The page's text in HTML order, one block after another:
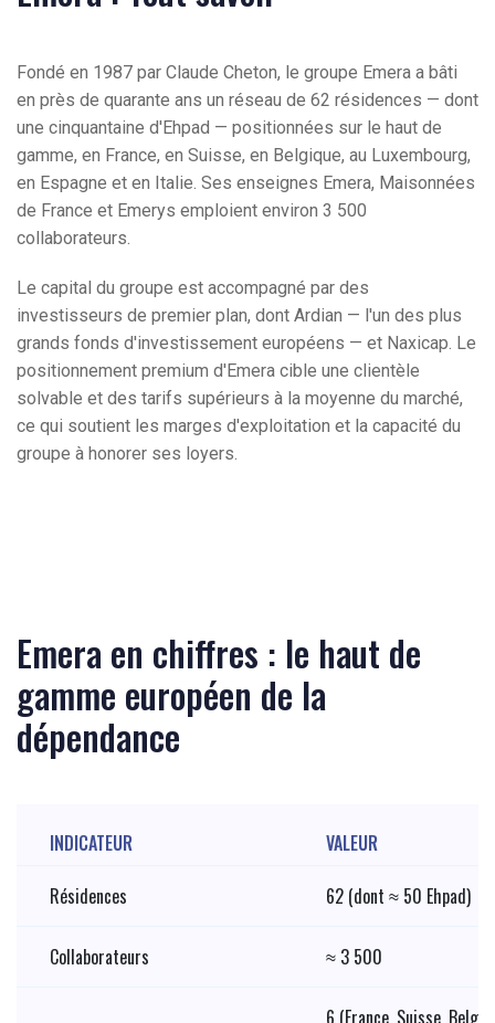
Fondé en 1987 par Claude Cheton, le groupe Emera a bâti
en près de quarante ans un réseau de 62 résidences — dont
une cinquantaine d'Ehpad — positionnées sur le haut de
gamme, en France, en Suisse, en Belgique, au Luxembourg,
en Espagne et en Italie. Ses enseignes Emera, Maisonnées
de France et Emerys emploient environ 3 500
collaborateurs.
Le capital du groupe est accompagné par des
investisseurs de premier plan, dont Ardian — l'un des plus
grands fonds d'investissement européens — et Naxicap. Le
positionnement premium d'Emera cible une clientèle
solvable et des tarifs supérieurs à la moyenne du marché,
ce qui soutient les marges d'exploitation et la capacité du
groupe à honorer ses loyers.
Emera en chiffres : le haut de
gamme européen de la
dépendance
INDICATEUR
VALEUR
Résidences
62 (dont ≈ 50 Ehpad)
Collaborateurs ≈ 3 500
6 (France, Suisse,